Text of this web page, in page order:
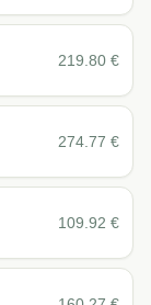
219.80 €
274.77 €
109.92 €